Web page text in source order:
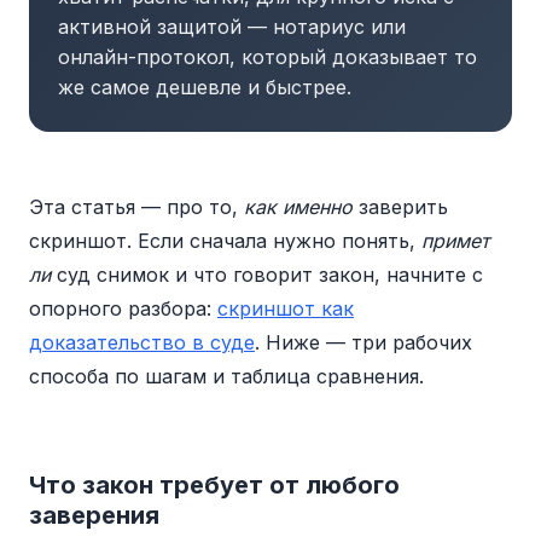
активной защитой — нотариус или
онлайн-протокол, который доказывает то
же самое дешевле и быстрее.
Эта статья — про то, как именно заверить
скриншот. Если сначала нужно понять, примет
лисуд снимок и что говорит закон, начните с
опорного разбора: скриншот как
доказательство в суде. Ниже — три рабочих
способа по шагам и таблица сравнения.
Что закон требует от любого
заверения